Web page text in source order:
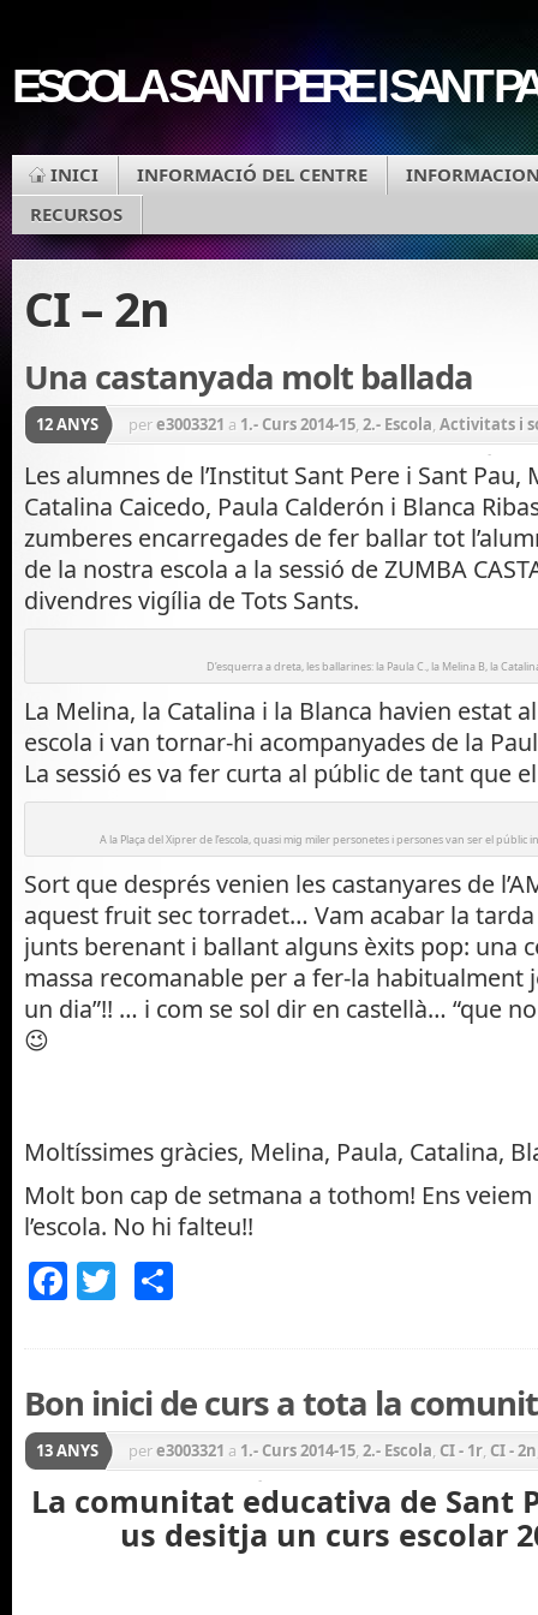
ESCOLA SANT PERE I SANT
INICI INFORMACIÓ DEL CENTRE
RECURSOS
CI – 2n
Una castanyada molt ballada
12 ANYS pere3003321 a 1.- Curs 2014-15, 2.- Escola, Activitats i
, Cicle Ed. Infantil Cicle Inicial , Cicle Mitjà
- 5è,CS - 6è EI - P3,EI - P4,EI - P5,Festes de l'escola,
Les alumnes de l’Institut Sant Pere i Sant
Catalina Caicedo, Paula Calderón i Blanca
zumberes encarregades de fer ballar tot
de la nostra escola a la sessió de ZUMBA
divendres vigília de Tots Sants.
D’esquerra a dreta, les ballarines: la Paula C., la Melina B, la
La Melina, la Catalina i la Blanca havien estat
escola i van tornar-hi acompanyades de la
La sessió es va fer curta al públic de tant que
A la Plaça del Xiprer de l’escola, quasi mig miler personetes i persones van ser el públic
Sort que després venien les castanyares de
aquest fruit sec torradet… Vam acabar la
junts berenant i ballant alguns èxits pop: una
massa recomanable per a fer-la habitualment
un dia”!! … i com se sol dir en castellà… “que
😉
Moltíssimes gràcies, Melina, Paula, Catalina,
Molt bon cap de setmana a tothom! Ens
l’escola. No hi falteu!!
Facebook
Twitter
Bon inici de curs a tota la
13 ANYS pere3003321 a 1.- Curs 2014-15 2.- Escola CI - 1r CI - 2n
,Cicle Mitjà ,Cicle Superior CM - 3r CM - 4t ,CS
P5,General
La comunitat educativa de Sant
us desitja un curs escolar